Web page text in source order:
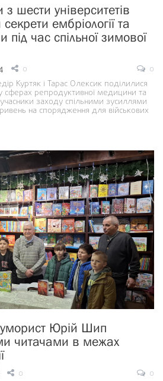
з шести університетів
ембріології та
під час спільної зимової
0
0
Куртяк і Тарас Олексик поділилися
сферах репродуктивної медицини та
заходу спільними зусиллями
на спорядження для військових
Юрій Шип
читачами в межах
0
0